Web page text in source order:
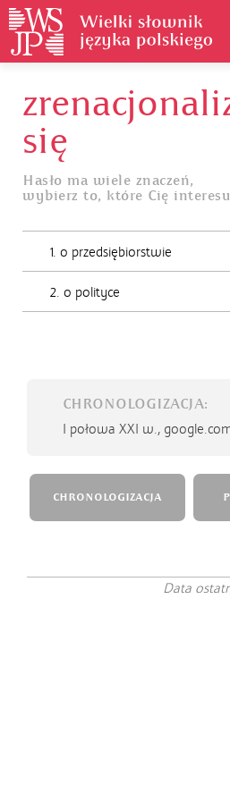
Historia
się
Hasło ma wiele znaczeń,
wybierz to, które Cię
1. o przedsiębiorstwie
2. o polityce
CHRONOLOGIZACJA:
I połowa XXI w.,
CHRONOLOGIZACJA
Data